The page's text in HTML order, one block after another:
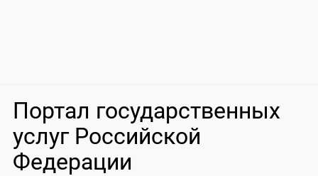
Портал государственных
услуг Российской
Федерации